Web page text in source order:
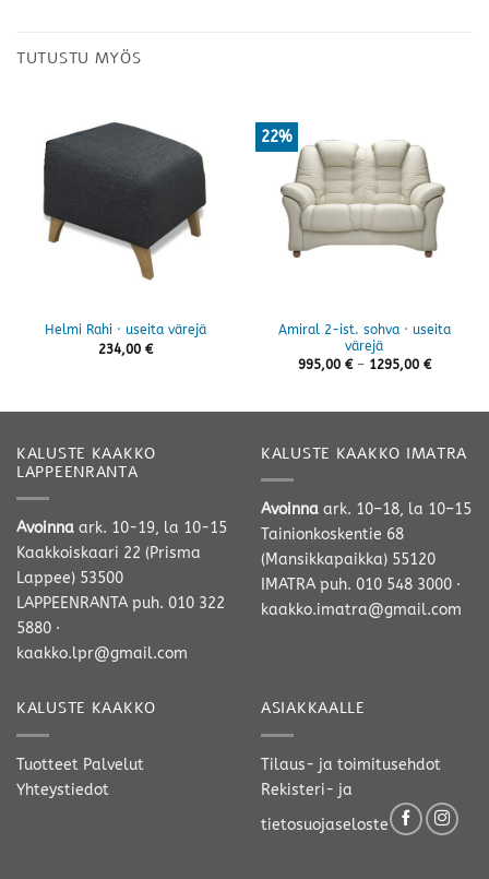
TUTUSTU MYÖS
Helmi Rahi · useita värejä
234,00 €
22%
Amiral 2-ist. sohva · useita
värejä
995,00 € – 1295,00 €
KALUSTE KAAKKO
LAPPEENRANTA
Avoinna ark. 10-19, la 10-15
Kaakkoiskaari 22 (Prisma
Lappee) 53500
LAPPEENRANTA puh. 010 322
5880 ·
kaakko.lpr@gmail.com
KALUSTE KAAKKO IMATRA
Avoinna ark. 10–18, la 10–15
Tainionkoskentie 68
(Mansikkapaikka) 55120
IMATRA puh. 010 548 3000 ·
kaakko.imatra@gmail.com
KALUSTE KAAKKO
Tuotteet Palvelut
Yhteystiedot
ASIAKKAALLE
Tilaus- ja toimitusehdot
Rekisteri- ja
tietosuojaseloste